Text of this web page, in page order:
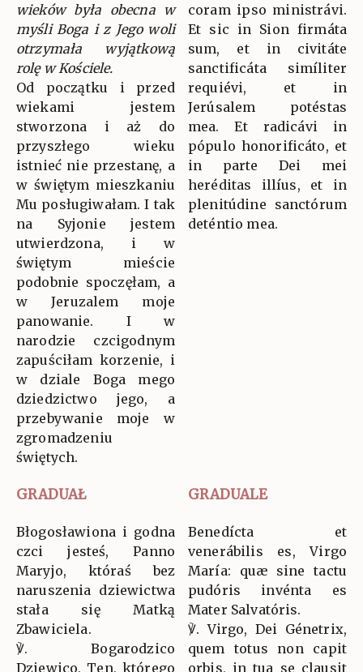
wieków była obecna w
myśli Boga i z Jego woli
otrzymała wyjątkową
rolę w Kościele.
Od początku i przed
wiekami jestem
stworzona i aż do
przyszłego wieku
istnieć nie przestanę, a
w świętym mieszkaniu
Mu posługiwałam. I tak
na Syjonie jestem
utwierdzona, i w
świętym mieście
podobnie spoczęłam, a
w Jeruzalem moje
panowanie. I w
narodzie czcigodnym
zapuściłam korzenie, i
w dziale Boga mego
dziedzictwo jego, a
przebywanie moje w
zgromadzeniu
świętych.
coram ipso ministrávi.
Et sic in Sion firmáta
sum, et in civitáte
sanctificáta simíliter
requiévi, et in
Jerúsalem potéstas
mea. Et radicávi in
pópulo honorificáto, et
in parte Dei mei
heréditas illíus, et in
plenitúdine sanctórum
deténtio mea.
GRADUAŁ GRADUALE
Błogosławiona i godna
czci jesteś, Panno
Maryjo, któraś bez
naruszenia dziewictwa
stała się Matką
Zbawiciela.
℣. Bogarodzico
Dziewico, Ten, którego
Benedícta et
venerábilis es, Virgo
María: quæ sine tactu
pudóris invénta es
Mater Salvatóris.
℣. Virgo, Dei Génetrix,
quem totus non capit
orbis, in tua se clausit